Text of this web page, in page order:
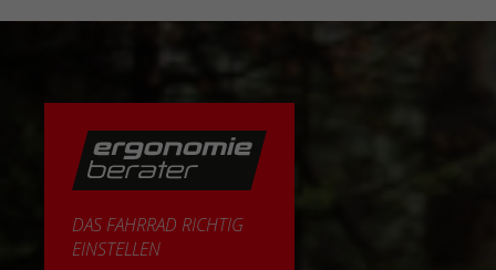
DAS FAHRRAD RICHTIG
EINSTELLEN